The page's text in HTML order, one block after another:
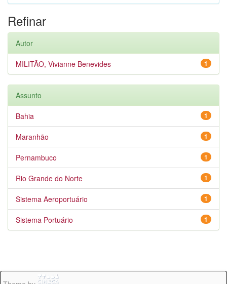
Refinar
Autor
1
MILITÃO, Vivianne Benevides
Assunto
1
Bahia
1
Maranhão
1
Pernambuco
1
Rio Grande do Norte
1
Sistema Aeroportuário
1
Sistema Portuário